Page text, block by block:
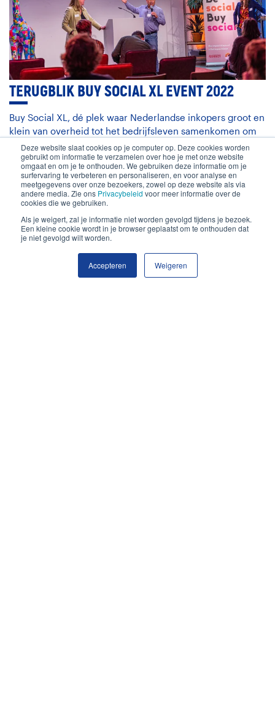
Deze website slaat cookies op je computer op. Deze cookies worden
gebruikt om informatie te verzamelen over hoe je met onze website
omgaat en om je te onthouden. We gebruiken deze informatie om je
surfervaring te verbeteren en personaliseren, en voor analyse en
meetgegevens over onze bezoekers, zowel op deze website als via
andere media. Zie ons Privacybeleid voor meer informatie over de
cookies die we gebruiken.
Als je weigert, zal je informatie niet worden gevolgd tijdens je bezoek.
Een kleine cookie wordt in je browser geplaatst om te onthouden dat
je niet gevolgd wilt worden.
Accepteren Weigeren
TERUGBLIK BUY SOCIAL XL EVENT 2022
Buy Social XL, dé plek waar Nederlandse inkopers groot en
klein van overheid tot het bedrijfsleven samenkomen om
geïnspireerd te worden en kennis te verkrijgen over de
aanwezige sociaal ondernemingen.
LEES MEER